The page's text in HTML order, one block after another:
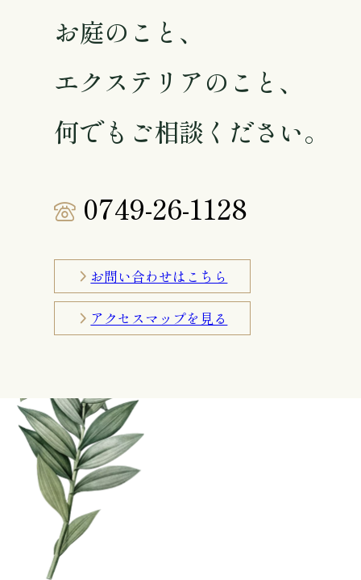
お庭のこと、
エクステリアのこと、
何でもご相談ください。
0749-26-1128
お問い合わせはこちら
アクセスマップを見る